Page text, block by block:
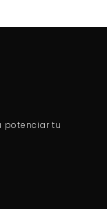
potenciar tu